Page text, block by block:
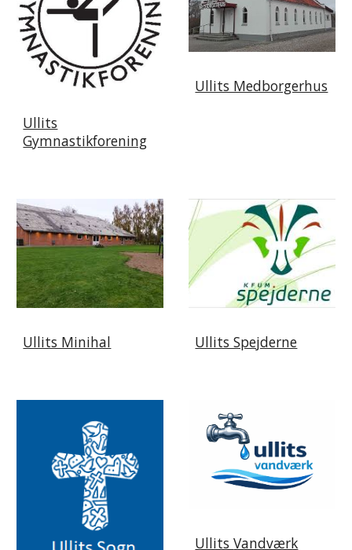
Ullits
Gymnastikforening
Ullits Medborgerhus
Ullits Minihal Ullits Spejderne
UllitsVandværk